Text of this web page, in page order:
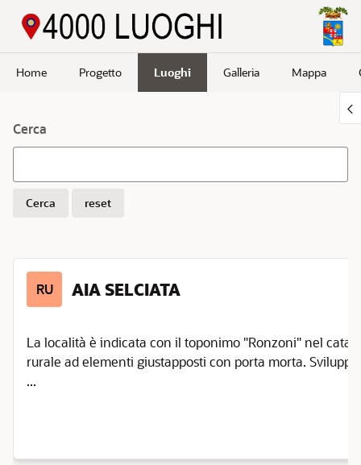
Home Progetto Luoghi Galleria Mappa
Cerca
Cerca reset
RU AIA SELCIATA
La località è indicata con il toponimo "Ronzoni" nel
rurale ad elementi giustapposti con porta morta.
...